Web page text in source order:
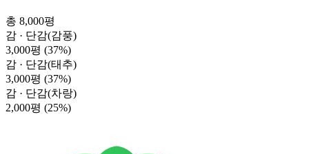
총 8,000평
감 · 단감(감풍)
3,000평 (37%)
감 · 단감(태추)
3,000평 (37%)
감 · 단감(차랑)
2,000평 (25%)